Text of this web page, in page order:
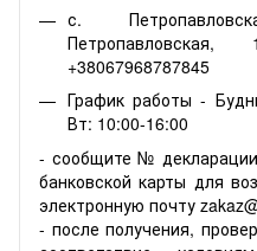
с.
+38067968787845
График работы -
Вт: 10:00-16:00
- сообщите №
банковской карты для
электронную почту
- после получения,